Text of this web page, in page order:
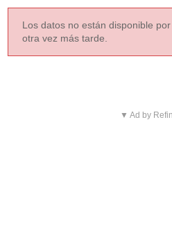
Los datos no están disponible
otra vez más tarde.
▼ Ad by